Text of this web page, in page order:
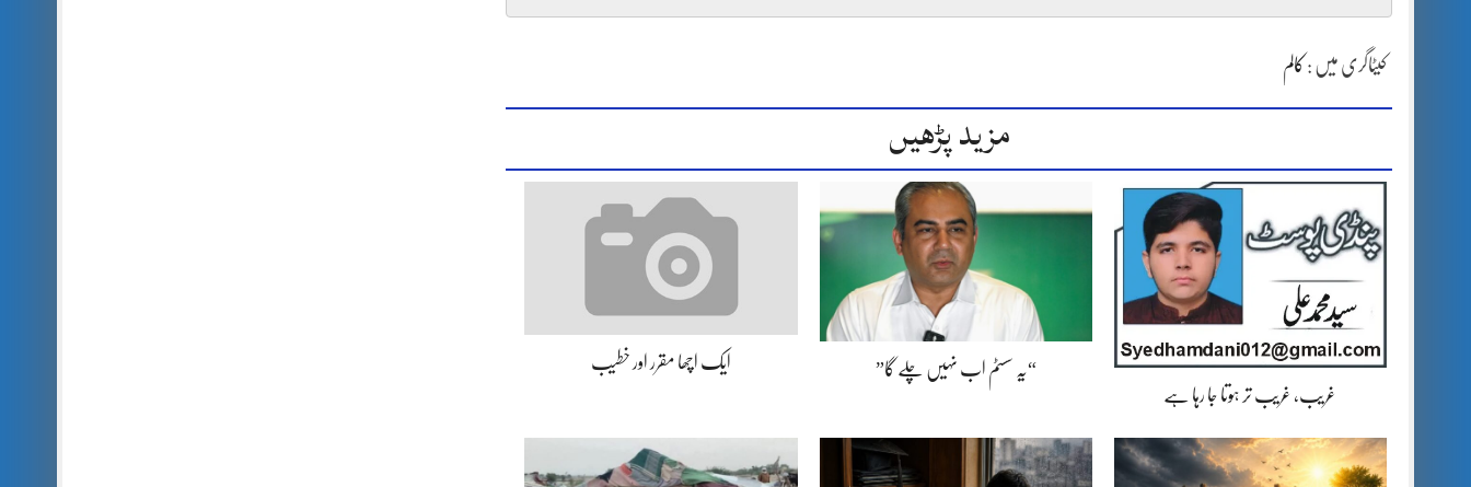
کیٹاگری میں : کالم
مزید پڑھیں
غریب، غریب تر ہوتا جا رہا ہے
“یہ سسٹم اب نہیں چلے گا” ایک اچھا مقرر اور خطیب